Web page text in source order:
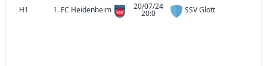
H1 1. FC Heidenheim 20/07/24
20:0 SSV Glott